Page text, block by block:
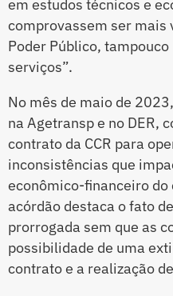
em estudos técnicos e
comprovassem ser mais
Poder Público,
serviços”.
No mês de maio de
na Agetransp e no DER,
contrato da CCR para
inconsistências que
econômico-financeiro do
acórdão destaca o fato
prorrogada sem que as
possibilidade de uma
contrato e a realização